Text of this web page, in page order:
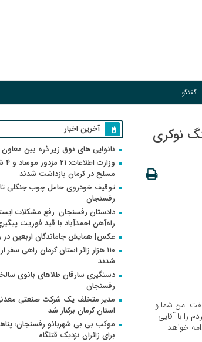
گفتگو
نوکری
من شما و
را با آقایی
خواهد
آخرین اخبار
نانوایی های نوق زیر ذره بین
وزارت
مسلح در کرمان بازداشت شدند
توقیف خودروی حامل چوب جنگلی
رفسنجان
دادستان رفسنجان: رفع مشکلات
راه‌آهن احمدآباد با قید فوریت
عکس| همایش جاماندگان اربعین در
۱۱۰ هزار زائر استان کرمان راهی سفر
شدند
دستگیری سارقان طلاهای بانوی
رفسنجان
مدیر متخلف یک شرکت صنعتی
استان کرمان برکنار شد
موکب بی بی شهربانو رفسنجان؛
برای زائران نزدیک قتلگاه